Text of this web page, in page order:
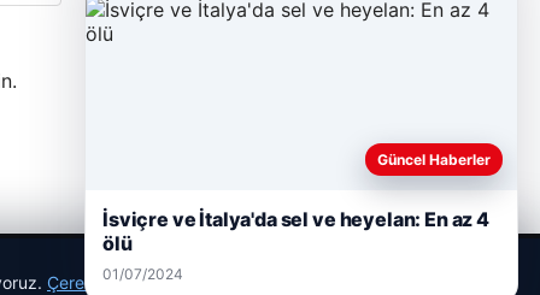
Cengiz Sigorta
Çerez Politikamız
Güncel Haberler
İsviçre ve İtalya'da sel ve heyelan: En az 4
ölü
01/07/2024